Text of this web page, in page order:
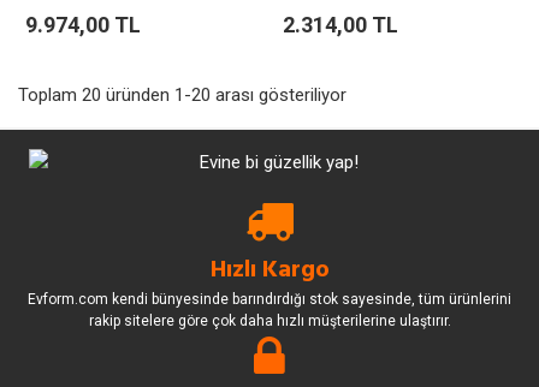
9.974,00 TL 2.314,00 TL
Toplam 20 üründen 1-20 arası gösteriliyor
Hızlı Kargo
Evform.com kendi bünyesinde barındırdığı stok sayesinde, tüm ürünlerini
rakip sitelere göre çok daha hızlı müşterilerine ulaştırır.